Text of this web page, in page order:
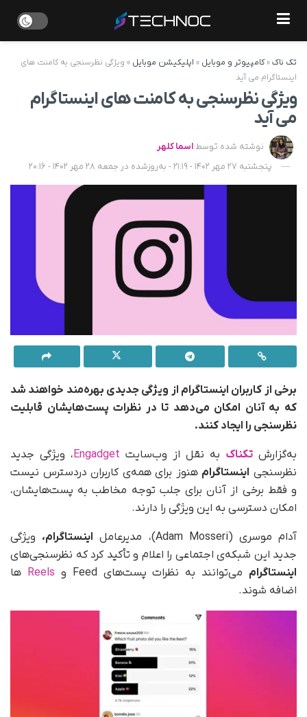
تک ناک»کامپیوتر و موبایل » اپلیکیشن موبایل » ویژگی نظرسنجی به کامنت های
اینستاگرام می آید
ویژگی نظرسنجی به کامنت های اینستاگرام
می آید
نوشته شده توسط اسما کلهر
پنجشنبه 27 مهر 1402 - 21:19 - به‌روزشده در جمعه 28 مهر 1402 - 20:16
برخی از کاربران اینستاگرام از ویژگی جدیدی بهره‌مند خواهند شد
که به آنان امکان می‌دهد تا در نظرات پست‌هایشان قابلیت
نظرسنجی را ایجاد کنند.
به‌گزارش تکناک به نقل از وب‌سایت Engadget، ویژگی جدید
نظرسنجی اینستاگرام هنوز برای همه‌ی کاربران در‌دسترس نیست
و فقط برخی از آنان برای جلب توجه مخاطب به پست‌هایشان،
امکان دسترسی به این ویژگی را دارند.
آدام موسری (Adam Mosseri)، مدیرعامل اینستاگرام، ویژگی
جدید این شبکه‌ی اجتماعی را اعلام و تأکید کرد که نظرسنجی‌های
اینستاگرام می‌توانند به نظرات پست‌های Feed و Reels ها
اضافه شوند.